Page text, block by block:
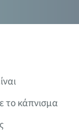
το κάπνισμα